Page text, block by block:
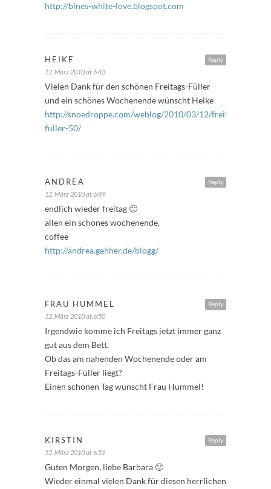
http://bines-white-love.blogspot.com
Reply
HEIKE
12. März 2010 at 6:43
Vielen Dank für den schönen Freitags-Füller
und ein schönes Wochenende wünscht Heike
http://snoedroppe.com/weblog/2010/03/12/freitags-
fuller-50/
Reply
ANDREA
12. März 2010 at 6:49
endlich wieder freitag 🙂
allen ein schönes wochenende,
coffee
http://andrea.gehher.de/blogg/
Reply
FRAU HUMMEL
12. März 2010 at 6:50
Irgendwie komme ich Freitags jetzt immer ganz
gut aus dem Bett.
Ob das am nahenden Wochenende oder am
Freitags-Füller liegt?
Einen schönen Tag wünscht Frau Hummel!
Reply
KIRSTIN
12. März 2010 at 6:51
Guten Morgen, liebe Barbara 🙂
Wieder einmal vielen Dank für diesen herrlichen